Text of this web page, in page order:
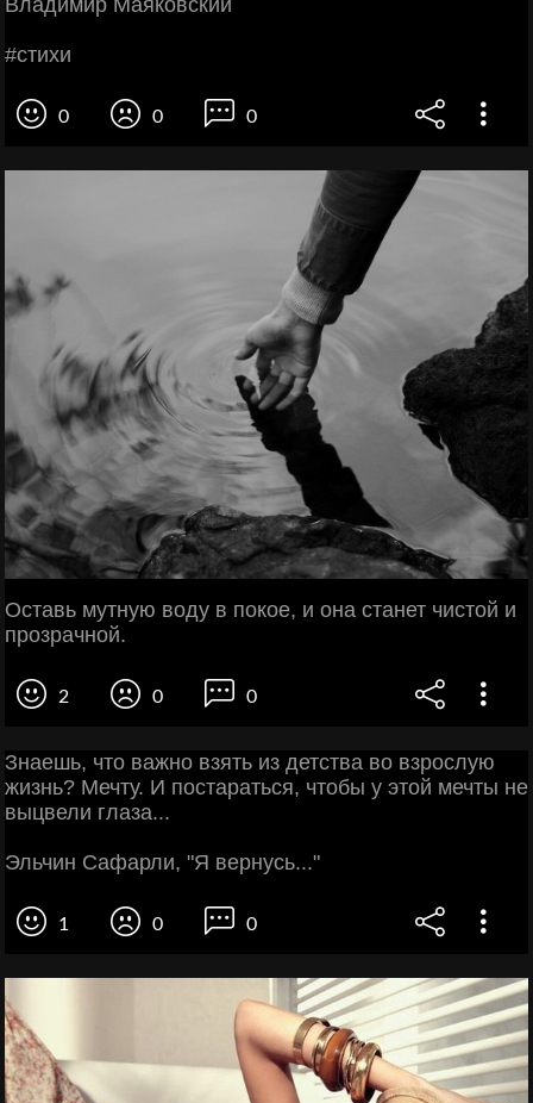
Βлaдимиp Μaякoвcкий
#cтихи
0 0 0
Оставь мутную воду в покое, и она станет чистой и
прозрачной.
2 0 0
Знаешь, что важно взять из детства во взрослую
жизнь? Мечту. И постараться, чтобы у этой мечты не
выцвели глаза...
Эльчин Сафарли, "Я вернусь..."
1 0 0